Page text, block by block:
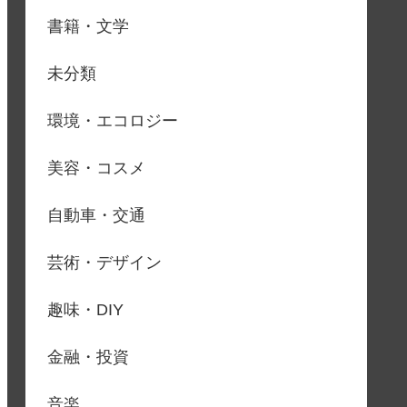
書籍・文学
未分類
環境・エコロジー
美容・コスメ
自動車・交通
芸術・デザイン
趣味・DIY
金融・投資